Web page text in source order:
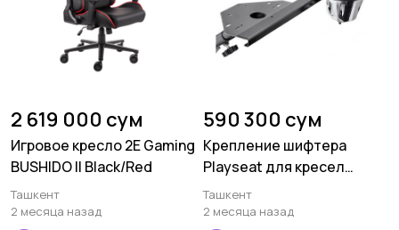
2 619 000 сум
Игровое кресло 2E Gaming
BUSHIDO II Black/Red
Ташкент
2 месяца назад
590 300 сум
Крепление шифтера
Playseat для кресел
Challenge
Ташкент
2 месяца назад